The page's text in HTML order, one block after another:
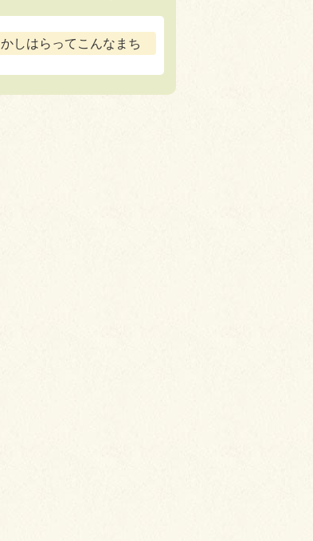
かしはらってこんなまち